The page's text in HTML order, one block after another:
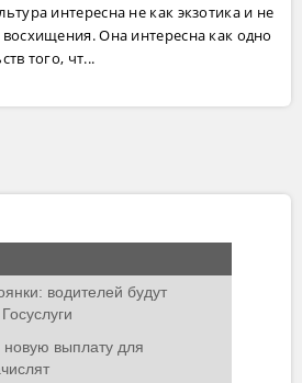
интересна не как экзотика и не
Она интересна как одно
того, чт...